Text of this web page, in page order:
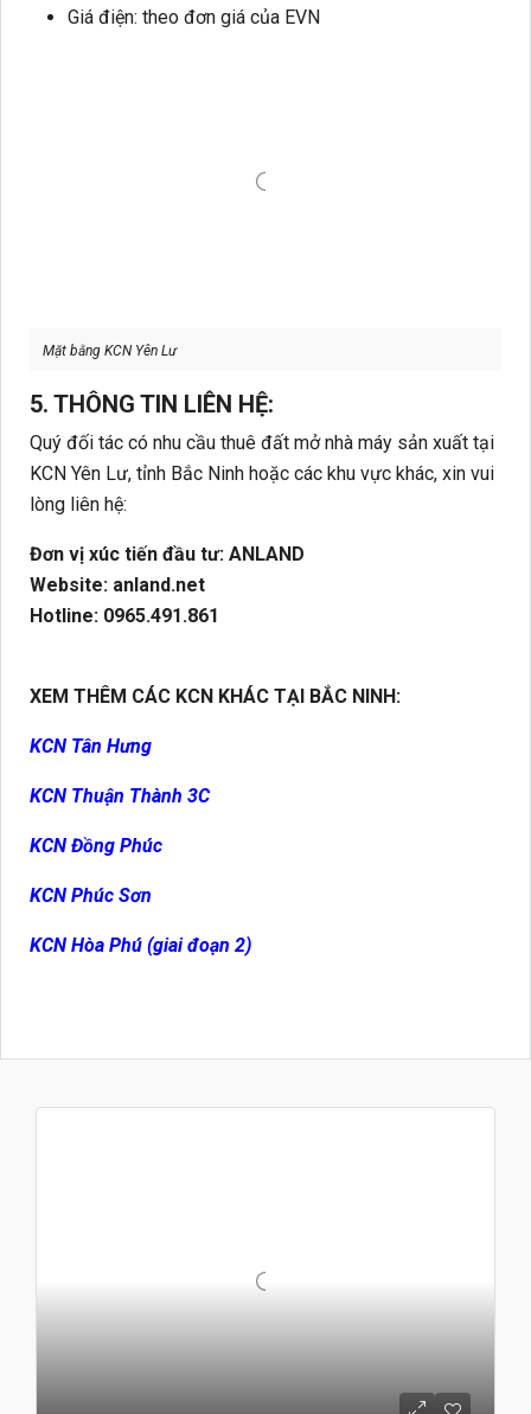
Giá điện: theo đơn giá của EVN
Mặt bằng KCN Yên Lư
5. THÔNG TIN LIÊN HỆ:
Quý đối tác có nhu cầu thuê đất mở nhà máy sản xuất tại
KCN Yên Lư, tỉnh Bắc Ninh hoặc các khu vực khác, xin vui
lòng liên hệ:
Đơn vị xúc tiến đầu tư: ANLAND
Website: anland.net
Hotline: 0965.491.861
XEM THÊM CÁC KCN KHÁC TẠI BẮC NINH:
KCN Tân Hưng
KCN Thuận Thành 3C
KCN Đồng Phúc
KCN Phúc Sơn
KCN Hòa Phú (giai đoạn 2)